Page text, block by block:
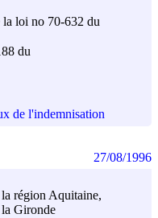
la loi no 70-632 du
du
de l'indemnisation
région Aquitaine,
Gironde
27/08/1996